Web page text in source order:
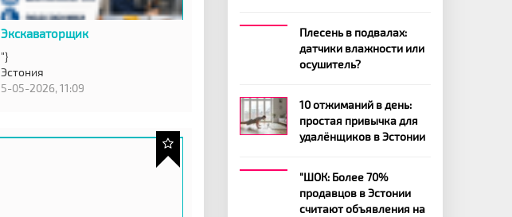
Экскаваторщик
"}
Эстония
5-05-2026, 11:09
Плесень в подвалах:
датчики влажности или
осушитель?
10 отжиманий в день:
простая привычка для
удалёнщиков в Эстонии
"ШОК: Более 70%
продавцов в Эстонии
считают объявления на